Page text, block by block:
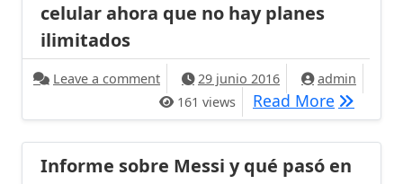
celular ahora que no hay planes
ilimitados
Leave a commenton Cómo ahorrar en «datos» en tu
29 junio 2016
admin
161 views
Read More Cómo
Informe sobre Messi y qué pasó en